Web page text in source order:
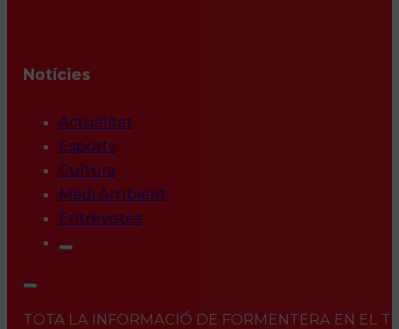
Notícies
Actualitat
Esports
Cultura
Medi Ambient
Entrevistes
TOTA LA INFORMACIÓ DE FORMENTERA EN EL